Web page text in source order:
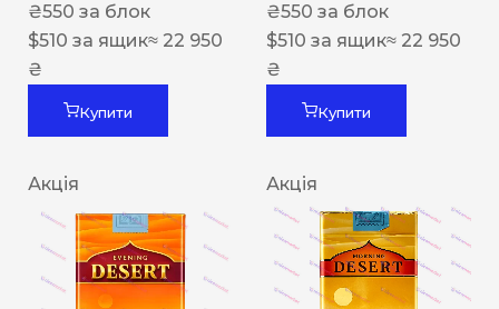
₴550 за блок
$510 за ящик≈ 22 950
₴
Купити
₴550 за блок
$510 за ящик≈ 22 950
₴
Купити
Акція Акція